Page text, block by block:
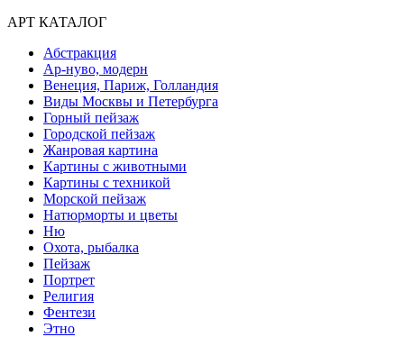
АРТ КАТАЛОГ
Абстракция
Ар-нуво, модерн
Венеция, Париж, Голландия
Виды Москвы и Петербурга
Горный пейзаж
Городской пейзаж
Жанровая картина
Картины с животными
Картины с техникой
Морской пейзаж
Натюрморты и цветы
Ню
Охота, рыбалка
Пейзаж
Портрет
Религия
Фентези
Этно